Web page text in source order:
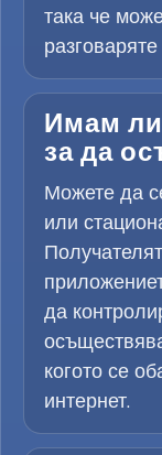
така че
Имам
за да
Можете да
или
да
когото се
интернет.